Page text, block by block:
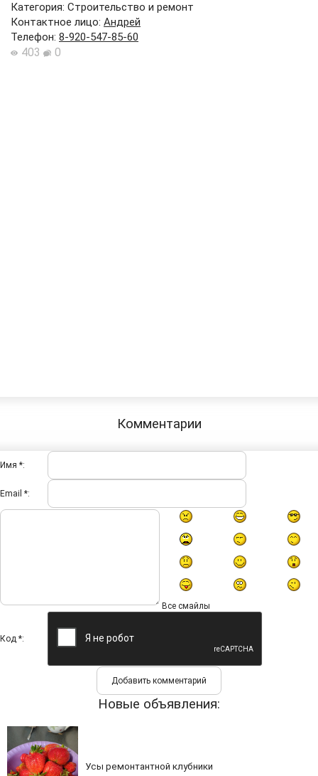
Категория: Строительство и ремонт
Контактное лицо: Андрей
Телефон: 8-920-547-85-60
403 0
Комментарии
Имя *:
Email *:
Все смайлы
Код *:
Новые объявления:
Усы ремонтантной клубники